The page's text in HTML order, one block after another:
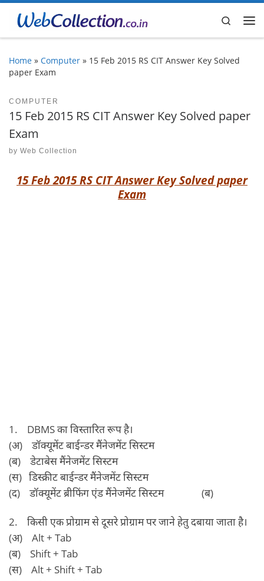
Skip to content
Search
Home » Computer » 15 Feb 2015 RS CIT Answer Key Solved
paper Exam
COMPUTER
15 Feb 2015 RS CIT Answer Key Solved paper
Exam
by Web Collection
15 Feb 2015 RS CIT Answer Key Solved paper
Exam
1. DBMS का विस्‍तारित रूप है।
(अ) डॉक्‍यूमेंट बाईन्‍डर मैंनेजमेंट सिस्‍टम
(ब) डेटाबेस मैंनेजमेंट सिस्‍टम
(स) डिस्‍क्रीट बाईन्‍डर मैंनेजमेंट सिस्‍टम
(द) डॉक्‍यूमेंट ब्रीफिंग एंड मैंनेजमेंट सिस्‍टम (ब)
2. किसी एक प्रोग्राम से दूसरे प्रोग्राम पर जाने हेतु दबाया जाता है।
(अ) Alt + Tab
(ब) Shift + Tab
(स) Alt + Shift + Tab